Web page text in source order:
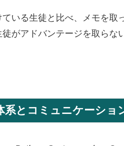
いる生徒と比べ、メモを取
がアドバンテージを取らな
系とコミュニケーショ